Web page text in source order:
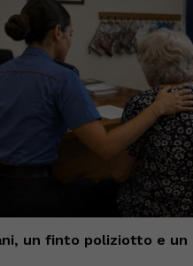
un finto poliziotto e un